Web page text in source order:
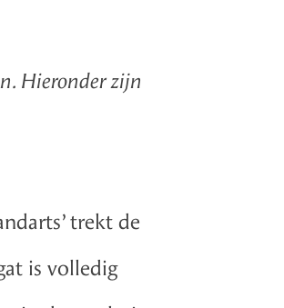
Hieronder zijn
trekt de
is volledig